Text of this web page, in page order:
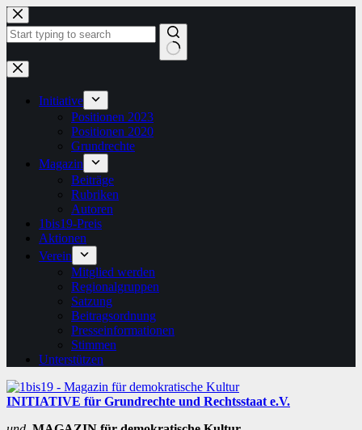
Zum
Inhalt
springen
Keine
Ergebnisse
Initiative
Positionen 2023
Positionen 2020
Grundrechte
Magazin
Beiträge
Rubriken
Autoren
1bis19-Preis
Aktionen
Verein
Mitglied werden
Regionalgruppen
Satzung
Beitragsordnung
Presseinformationen
Stimmen
Unterstützen
INITIATIVE für Grundrechte und Rechtsstaat e.V.